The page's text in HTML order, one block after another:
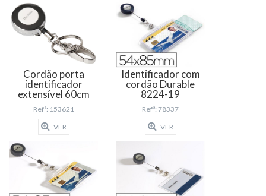
Cordão porta
identificador
extensível 60cm
Refª: 153621
VER
Identificador com
cordão Durable
8224-19
Refª: 78337
VER